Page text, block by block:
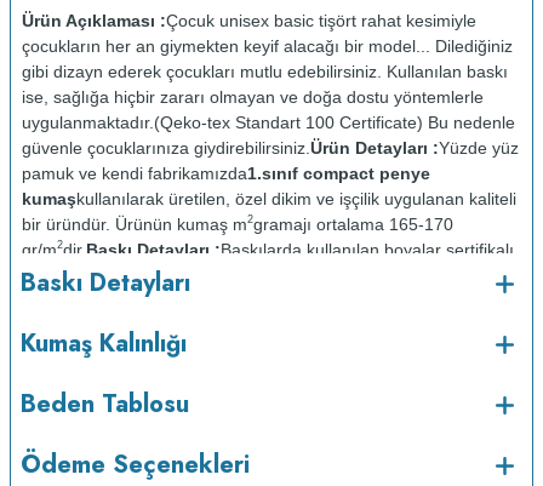
Ürün Açıklaması :Çocuk unisex basic tişört rahat kesimiyle
çocukların her an giymekten keyif alacağı bir model... Dilediğiniz
gibi dizayn ederek çocukları mutlu edebilirsiniz. Kullanılan baskı
ise, sağlığa hiçbir zararı olmayan ve doğa dostu yöntemlerle
uygulanmaktadır.(Qeko-tex Standart 100 Certificate) Bu nedenle
güvenle çocuklarınıza giydirebilirsiniz. Ürün Detayları :Yüzde yüz
pamuk ve kendi fabrikamızda1.sınıf compact penye
kumaşkullanılarak üretilen, özel dikim ve işçilik uygulanan kaliteli
bir üründür. Ürünün kumaş m2gramajı ortalama 165-170
gr/m2dir. Baskı Detayları :Baskılarda kullanılan boyalar sertifikalı
ve güvenlidir; insan sağlığına zarar vermez.
maksimum 30 de ve tersten yıkanır.
Baskı Detayları
Kumaş Kalınlığı
Beden Tablosu
Ödeme Seçenekleri